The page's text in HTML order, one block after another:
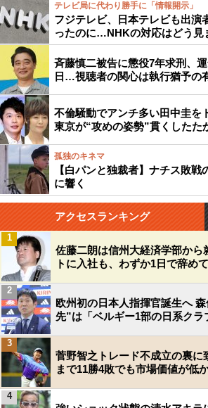
テレビ局に代わり勝手に「情報開示」
フジテレビ、日本テレビも出演
ったのに…NHKの対応はどう見
斉藤慎二被告に懲役7年求刑、
日…視聴者の関心は執行猶予の
不倫騒動でアンチ多い田中圭を
東京が“攻めの姿勢”貫くしたた
孤独のキネマ
【白パンと独裁者】ナチス敗
に響く
アクセスランキング
佐藤二朗は信州大経済学部から
トに入社も、わずか1日で辞め
1
欧州初の日本人指揮官誕生へ
先”は「ベルギー1部の日系クラ
2
菅野智之トレード不成立の裏
まで11勝4敗でも市場価値が低
3
4